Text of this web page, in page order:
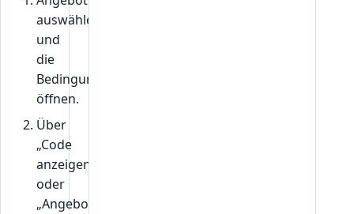
auswählen
und
die
Bedingungen
öffnen.
Über
„Code
anzeigen“
oder
„Angebot